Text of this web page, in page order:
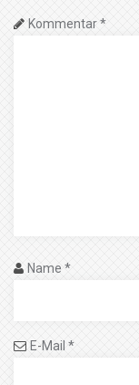
Kommentar*
Name *
E-Mail *